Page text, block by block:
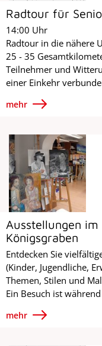
Radtour für
14:00 Uhr
Radtour in die nähere
25 - 35
Teilnehmer und
einer Einkehr
mehr
Ausstellungen
Königsgraben
Entdecken Sie
(Kinder, Jugendliche,
Themen, Stilen und
Ein Besuch ist
mehr